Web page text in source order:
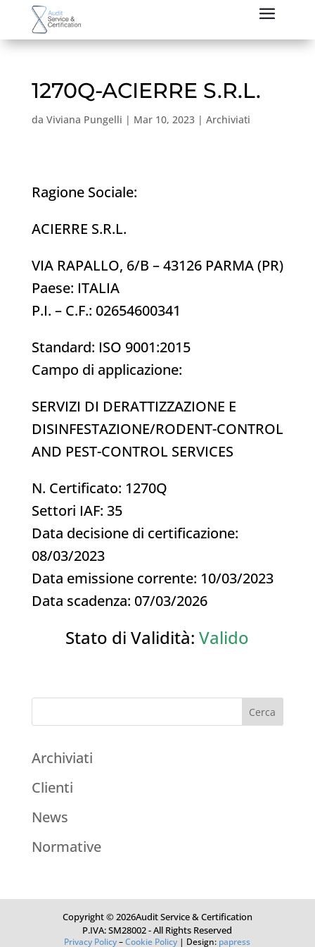
1270Q-ACIERRE S.R.L.
da Viviana Pungelli | Mar 10, 2023| Archiviati
Ragione Sociale:
ACIERRE S.R.L.
VIA RAPALLO, 6/B – 43126 PARMA (PR)
Paese: ITALIA
P.I. – C.F.: 02654600341
Standard: ISO 9001:2015
Campo di applicazione:
SERVIZI DI DERATTIZZAZIONE E
DISINFESTAZIONE/RODENT-CONTROL
AND PEST-CONTROL SERVICES
N. Certificato: 1270Q
Settori IAF: 35
Data decisione di certificazione:
08/03/2023
Data emissione corrente: 10/03/2023
Data scadenza: 07/03/2026
Stato di Validità:Valido
Archiviati
Clienti
News
Normative
Copyright © 2026Audit Service & Certification
P.IVA: SM28002 - All Rights Reserved
Privacy Policy–Cookie Policy | Design: papress